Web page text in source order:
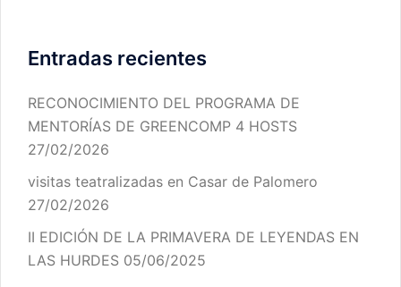
Entradas recientes
RECONOCIMIENTO DEL PROGRAMA DE
MENTORÍAS DE GREENCOMP 4 HOSTS
27/02/2026
visitas teatralizadas en Casar de Palomero
27/02/2026
II EDICIÓN DE LA PRIMAVERA DE LEYENDAS EN
LAS HURDES 05/06/2025